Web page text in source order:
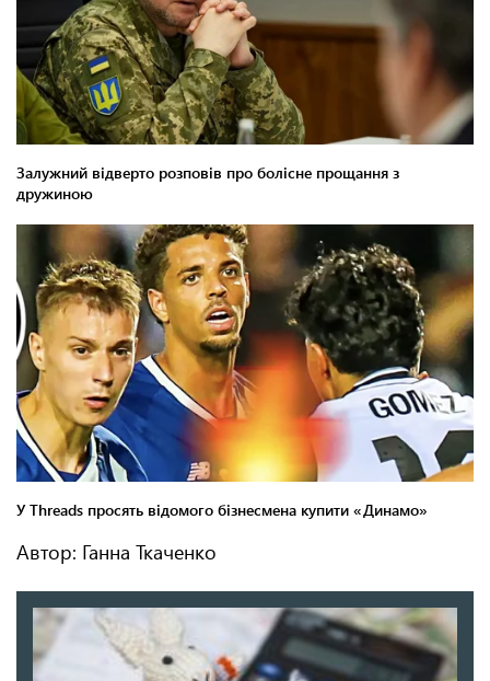
Автор: Ганна Ткаченко